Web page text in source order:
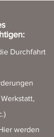
Durchfahrt
werden